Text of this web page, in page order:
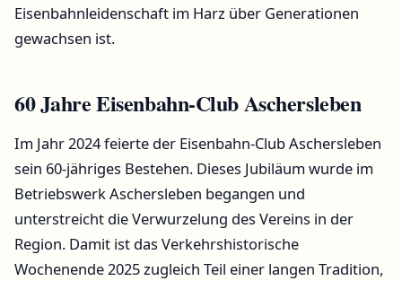
Eisenbahnleidenschaft im Harz über Generationen
gewachsen ist.
60 Jahre Eisenbahn-Club Aschersleben
Im Jahr 2024 feierte der Eisenbahn-Club Aschersleben
sein 60-jähriges Bestehen. Dieses Jubiläum wurde im
Betriebswerk Aschersleben begangen und
unterstreicht die Verwurzelung des Vereins in der
Region. Damit ist das Verkehrshistorische
Wochenende 2025 zugleich Teil einer langen Tradition,